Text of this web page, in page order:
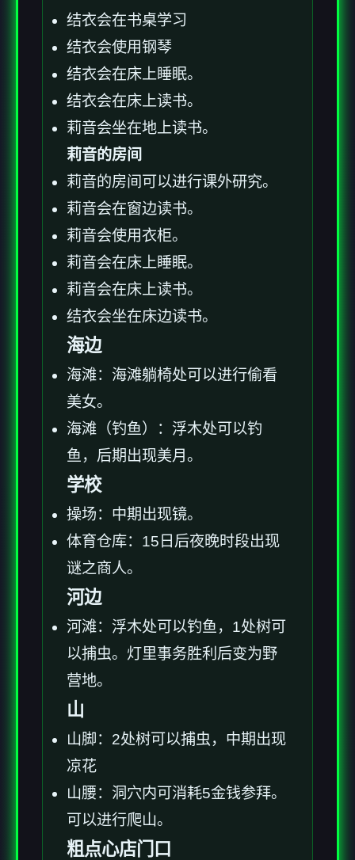
结衣会在书桌学习
结衣会使用钢琴
结衣会在床上睡眠。
结衣会在床上读书。
莉音会坐在地上读书。
莉音的房间
莉音的房间可以进行课外研究。
莉音会在窗边读书。
莉音会使用衣柜。
莉音会在床上睡眠。
莉音会在床上读书。
结衣会坐在床边读书。
海边
海滩：海滩躺椅处可以进行偷看
美女。
海滩（钓鱼）：浮木处可以钓
鱼，后期出现美月。
学校
操场：中期出现镜。
体育仓库：15日后夜晚时段出现
谜之商人。
河边
河滩：浮木处可以钓鱼，1处树可
以捕虫。灯里事务胜利后变为野
营地。
山
山脚：2处树可以捕虫，中期出现
凉花
山腰：洞穴内可消耗5金钱参拜。
可以进行爬山。
粗点心店门口